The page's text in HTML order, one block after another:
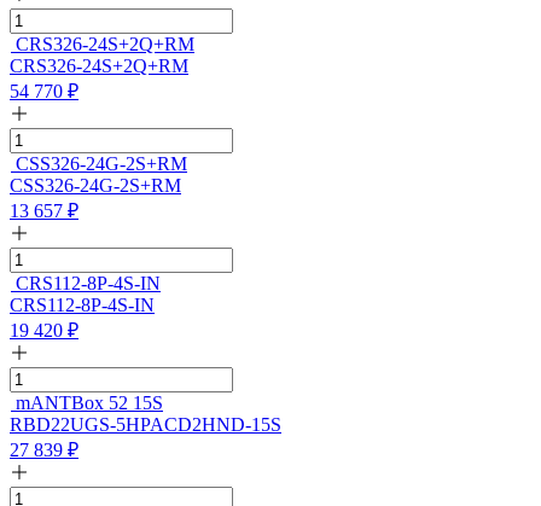
CRS326-24S+2Q+RM
CRS326-24S+2Q+RM
54 770 ₽
CSS326-24G-2S+RM
CSS326-24G-2S+RM
13 657 ₽
CRS112-8P-4S-IN
CRS112-8P-4S-IN
19 420 ₽
mANTBox 52 15S
RBD22UGS-5HPACD2HND-15S
27 839 ₽